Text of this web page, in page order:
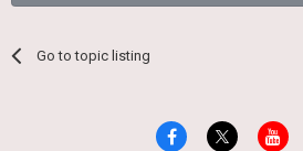
Go to topic listing